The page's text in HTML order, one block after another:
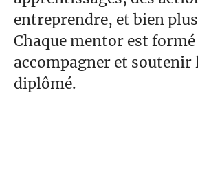
entreprendre, et bien
Chaque mentor est
accompagner et soutenir
diplômé.